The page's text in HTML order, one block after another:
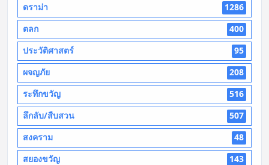
ดราม่า
1286
ตลก
400
ประวัติศาสตร์
95
ผจญภัย
208
ระทึกขวัญ
516
ลึกลับ/สืบสวน
507
สงคราม
48
สยองขวัญ
143